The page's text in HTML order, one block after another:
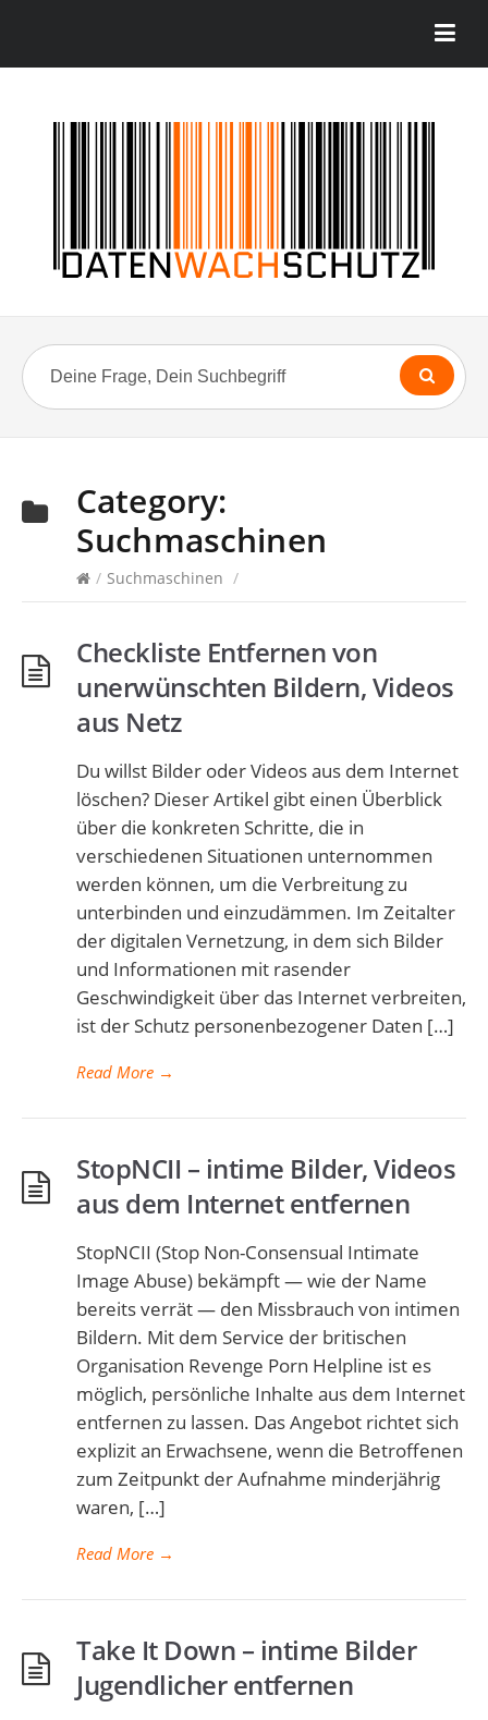
Category:
Suchmaschinen
/ Suchmaschinen /
Checkliste Entfernen von
unerwünschten Bildern, Videos
aus Netz
Du willst Bilder oder Videos aus dem Internet
löschen? Dieser Artikel gibt einen Überblick
über die konkreten Schritte, die in
verschiedenen Situationen unternommen
werden können, um die Verbreitung zu
unterbinden und einzudämmen. Im Zeitalter
der digitalen Vernetzung, in dem sich Bilder
und Informationen mit rasender
Geschwindigkeit über das Internet verbreiten,
ist der Schutz personenbezogener Daten […]
Read More →
StopNCII – intime Bilder, Videos
aus dem Internet entfernen
StopNCII (Stop Non-Consensual Intimate
Image Abuse) bekämpft — wie der Name
bereits verrät — den Missbrauch von intimen
Bildern. Mit dem Service der britischen
Organisation Revenge Porn Helpline ist es
möglich, persönliche Inhalte aus dem Internet
entfernen zu lassen. Das Angebot richtet sich
explizit an Erwachsene, wenn die Betroffenen
zum Zeitpunkt der Aufnahme minderjährig
waren, […]
Read More →
Take It Down – intime Bilder
Jugendlicher entfernen